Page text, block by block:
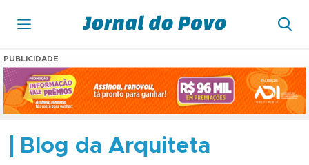
PUBLICIDADE
Blog da Arquiteta